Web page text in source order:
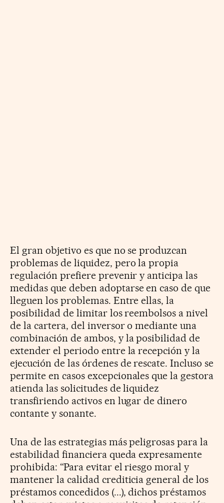
El gran objetivo es que no se produzcan
problemas de liquidez, pero la propia
regulación prefiere prevenir y anticipa las
medidas que deben adoptarse en caso de que
lleguen los problemas. Entre ellas, la
posibilidad de limitar los reembolsos a nivel
de la cartera, del inversor o mediante una
combinación de ambos, y la posibilidad de
extender el periodo entre la recepción y la
ejecución de las órdenes de rescate. Incluso se
permite en casos excepcionales que la gestora
atienda las solicitudes de liquidez
transfiriendo activos en lugar de dinero
contante y sonante.
Una de las estrategias más peligrosas para la
estabilidad financiera queda expresamente
prohibida: “Para evitar el riesgo moral y
mantener la calidad crediticia general de los
préstamos concedidos (...), dichos préstamos